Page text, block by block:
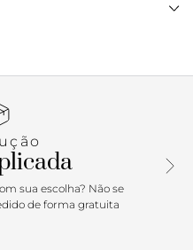
texturizado. Possui
fecho interno em botão
discreta do nome
sua escolha? Não se
de forma gratuita